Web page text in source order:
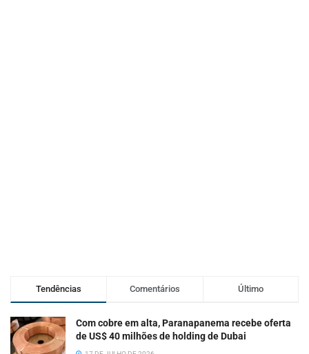
Tendências Comentários Último
Com cobre em alta, Paranapanema recebe oferta
de US$ 40 milhões de holding de Dubai